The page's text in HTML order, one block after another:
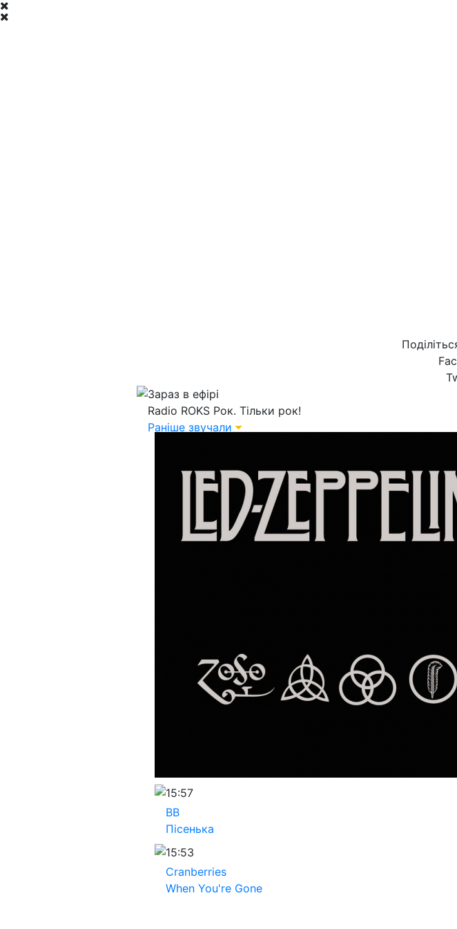
Зараз в ефірі
Radio ROKS Рок. Тільки рок!
Раніше звучали
15:57
ВВ
Пісенька
15:53
Cranberries
When You're Gone